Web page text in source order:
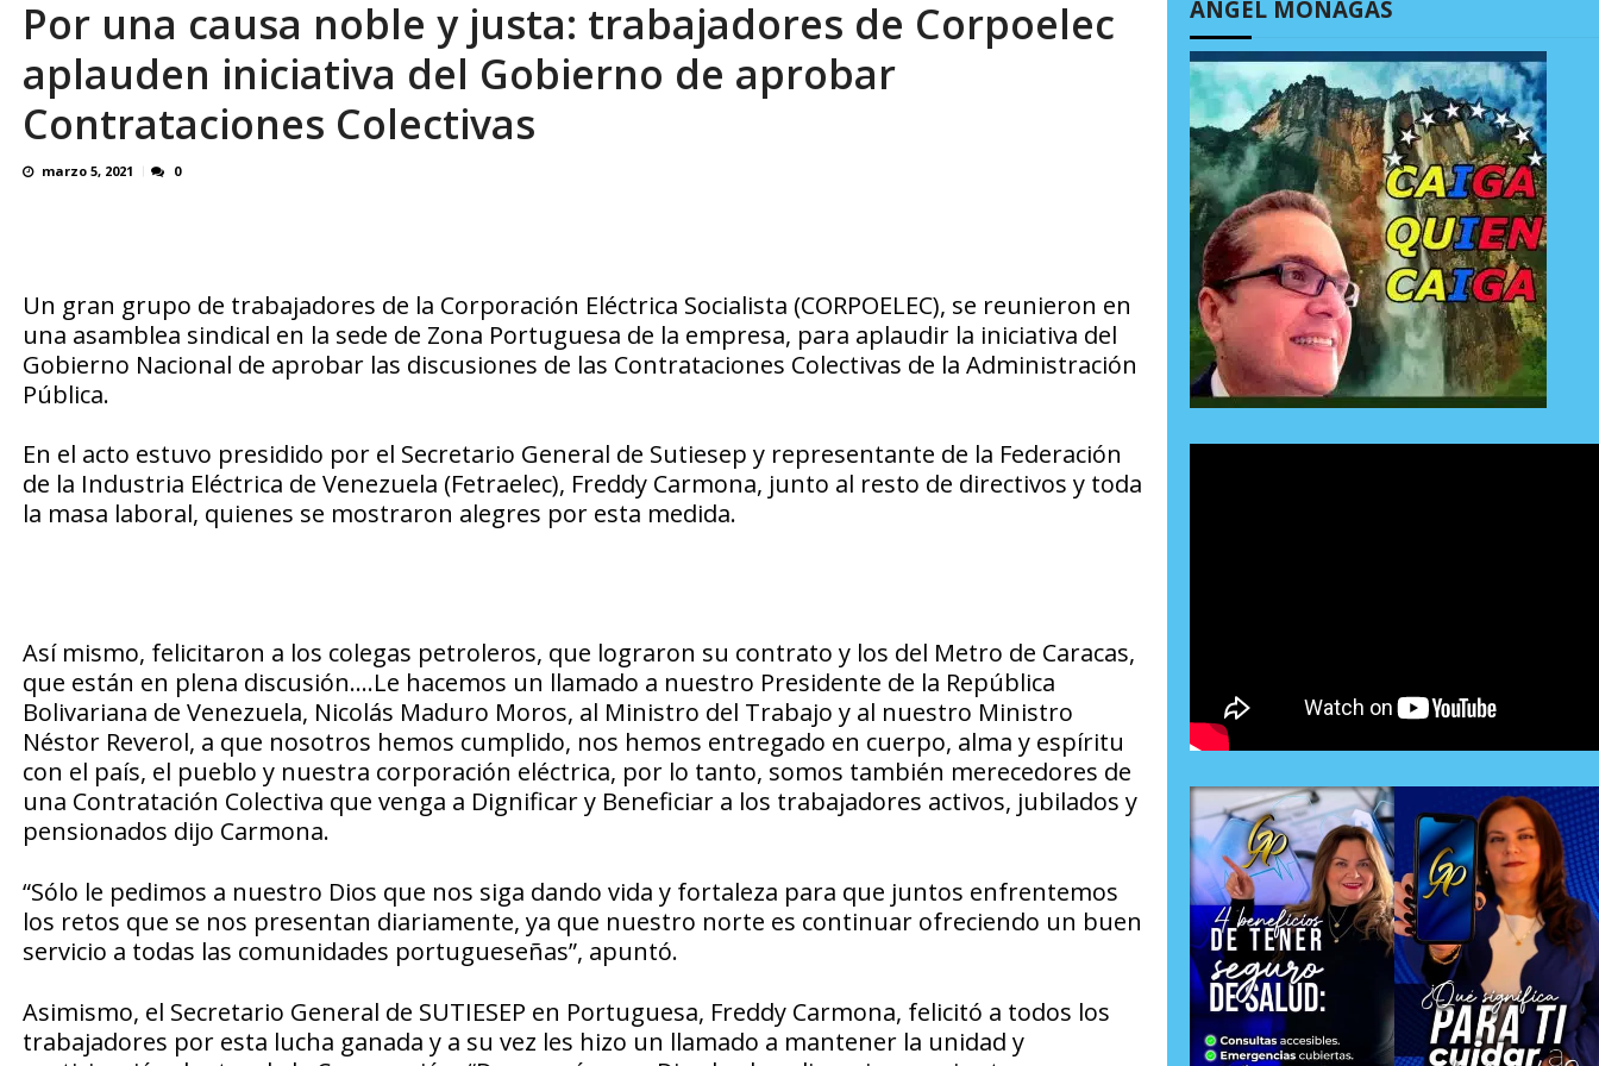
OVP denunció 15 años de violación sistemática de derechos humanos en el Minister... AGOSTO 6, 2026
Por una causa noble y justa: trabajadores de Corpoelec
aplauden iniciativa del Gobierno de aprobar
Contrataciones Colectivas
marzo 5, 2021 0
Un gran grupo de trabajadores de la Corporación Eléctrica Socialista (CORPOELEC), se reunieron en
una asamblea sindical en la sede de Zona Portuguesa de la empresa, para aplaudir la iniciativa del
Gobierno Nacional de aprobar las discusiones de las Contrataciones Colectivas de la Administración
Pública.
En el acto estuvo presidido por el Secretario General de Sutiesep y representante de la Federación
de la Industria Eléctrica de Venezuela (Fetraelec), Freddy Carmona, junto al resto de directivos y toda
la masa laboral, quienes se mostraron alegres por esta medida.
Así mismo, felicitaron a los colegas petroleros, que lograron su contrato y los del Metro de Caracas,
que están en plena discusión….Le hacemos un llamado a nuestro Presidente de la República
Bolivariana de Venezuela, Nicolás Maduro Moros, al Ministro del Trabajo y al nuestro Ministro
Néstor Reverol, a que nosotros hemos cumplido, nos hemos entregado en cuerpo, alma y espíritu
con el país, el pueblo y nuestra corporación eléctrica, por lo tanto, somos también merecedores de
una Contratación Colectiva que venga a Dignificar y Beneficiar a los trabajadores activos, jubilados y
pensionados dijo Carmona.
“Sólo le pedimos a nuestro Dios que nos siga dando vida y fortaleza para que juntos enfrentemos
los retos que se nos presentan diariamente, ya que nuestro norte es continuar ofreciendo un buen
servicio a todas las comunidades portugueseñas”, apuntó.
Asimismo, el Secretario General de SUTIESEP en Portuguesa, Freddy Carmona, felicitó a todos los
trabajadores por esta lucha ganada y a su vez les hizo un llamado a mantener la unidad y
ÁNGEL MONAGAS